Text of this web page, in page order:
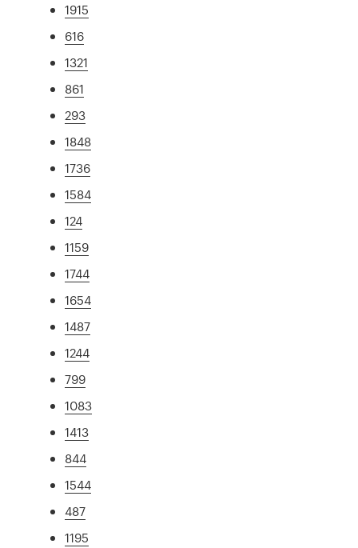
1915
616
1321
861
293
1848
1736
1584
124
1159
1744
1654
1487
1244
799
1083
1413
844
1544
487
1195